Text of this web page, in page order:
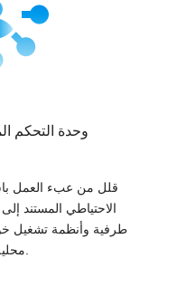
وحدة التحكم
قلل من عبء العمل
الاحتياطي المستند
طرفية وأنظمة تشغيل